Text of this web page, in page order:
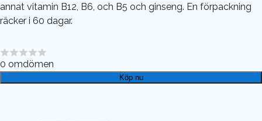
annat vitamin B12, B6, och B5 och ginseng. En förpackning
räcker i 60 dagar.
0 omdömen
Köp nu